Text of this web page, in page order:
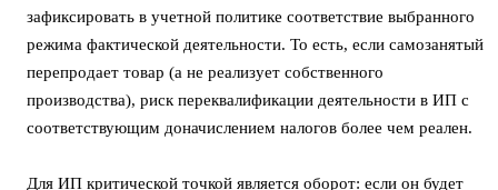
зафиксировать в учетной политике соответствие выбранного
режима фактической деятельности. То есть, если самозанятый
перепродает товар (а не реализует собственного
производства), риск переквалификации деятельности в ИП с
соответствующим доначислением налогов более чем реален.
Для ИП критической точкой является оборот: если он будет